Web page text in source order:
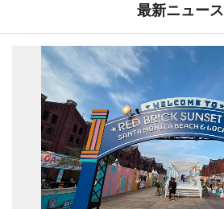
最新ニュース